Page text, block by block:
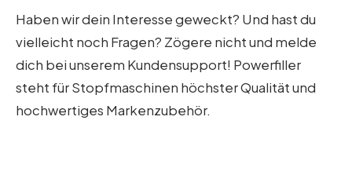
Haben wir dein Interesse geweckt? Und hast du
vielleicht noch Fragen? Zögere nicht und melde
dich bei unserem Kundensupport! Powerfiller
steht für Stopfmaschinen höchster Qualität und
hochwertiges Markenzubehör.